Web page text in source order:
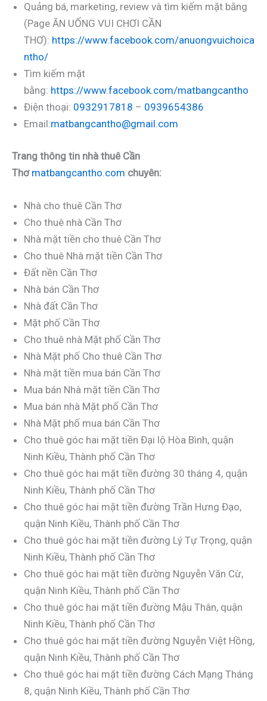
Quảng bá, marketing, review và tìm kiếm mặt bằng
(Page ĂN UỐNG VUI CHƠI CẦN
THƠ): https://www.facebook.com/anuongvuichoica
ntho/
Tìm kiếm mặt
bằng: https://www.facebook.com/matbangcantho
Điện thoại: 0932917818 – 0939654386
Email:matbangcantho@gmail.com
Trang thông tin nhà thuê Cần
Thơ matbangcantho.com chuyên:
Nhà cho thuê Cần Thơ
Cho thuê nhà Cần Thơ
Nhà mặt tiền cho thuê Cần Thơ
Cho thuê Nhà mặt tiền Cần Thơ
Đất nền Cần Thơ
Nhà bán Cần Thơ
Nhà đất Cần Thơ
Mặt phố Cần Thơ
Cho thuê nhà Mặt phố Cần Thơ
Nhà Mặt phố Cho thuê Cần Thơ
Nhà mặt tiền mua bán Cần Thơ
Mua bán Nhà mặt tiền Cần Thơ
Mua bán nhà Mặt phố Cần Thơ
Nhà Mặt phố mua bán Cần Thơ
Cho thuê góc hai mặt tiền Đại lộ Hòa Bình, quận
Ninh Kiều, Thành phố Cần Thơ
Cho thuê góc hai mặt tiền đường 30 tháng 4, quận
Ninh Kiều, Thành phố Cần Thơ
Cho thuê góc hai mặt tiền đường Trần Hưng Đạo,
quận Ninh Kiều, Thành phố Cần Thơ
Cho thuê góc hai mặt tiền đường Lý Tự Trọng, quận
Ninh Kiều, Thành phố Cần Thơ
Cho thuê góc hai mặt tiền đường Nguyễn Văn Cừ,
quận Ninh Kiều, Thành phố Cần Thơ
Cho thuê góc hai mặt tiền đường Mậu Thân, quận
Ninh Kiều, Thành phố Cần Thơ
Cho thuê góc hai mặt tiền đường Nguyễn Việt Hồng,
quận Ninh Kiều, Thành phố Cần Thơ
Cho thuê góc hai mặt tiền đường Cách Mạng Tháng
8, quận Ninh Kiều, Thành phố Cần Thơ